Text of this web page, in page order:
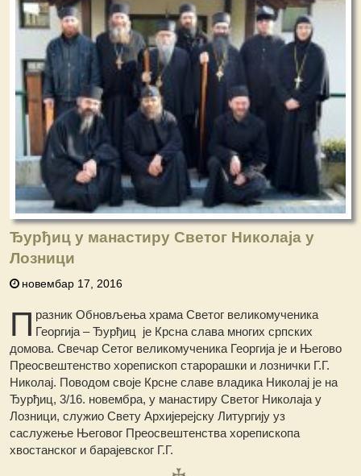
Ђурђиц у манастиру Светог Николаја у
Лозници
новембар 17, 2016
П разник Обновљења храма Светог великомученика
Георгија – Ђурђиц је Крсна слава многих српских
домова. Свечар Сетог великомученика Георгија је и Његово
Преосвештенство хорепископ старорашки и лознички Г.Г.
Николај. Поводом своје Крсне славе владика Николај је на
Ђурђиц, 3/16. новембра, у манастиру Светог Николаја у
Лозници, служио Свету Архијерејску Литургију уз
саслужење Његовог Преосвештенства хорепископа
хвостанског и барајевског Г.Г.